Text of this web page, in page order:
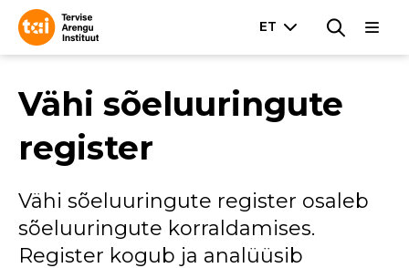
Vähi sõeluuringute
register
Vähi sõeluuringute register osaleb
sõeluuringute korraldamises.
Register kogub ja analüüsib